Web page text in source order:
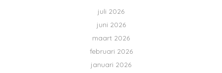
juli 2026
juni 2026
maart 2026
februari 2026
januari 2026